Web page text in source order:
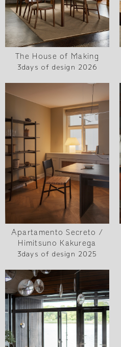
The House of Making
3days of design 2026
Apartamento Secreto /
Himitsuno Kakurega
3days of design 2025